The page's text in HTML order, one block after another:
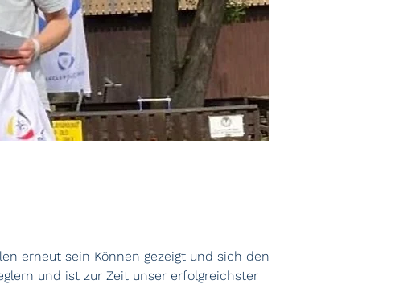
erneut sein Können gezeigt und sich den
und ist zur Zeit unser erfolgreichster